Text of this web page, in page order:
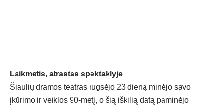
Laikmetis, atrastas spektaklyje
Šiaulių dramos teatras rugsėjo 23 dieną minėjo savo
įkūrimo ir veiklos 90-metį, o šią iškilią datą paminėjo